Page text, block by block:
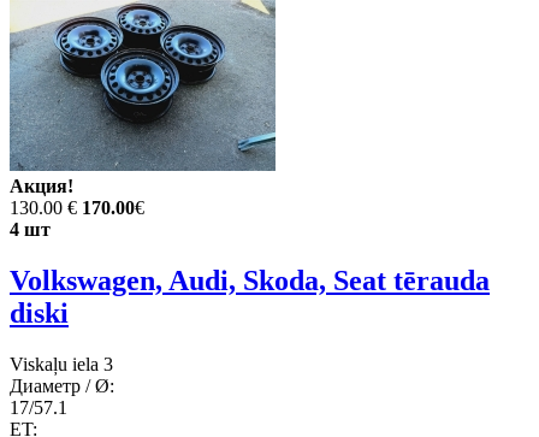
Акция!
130.00 € 170.00€
4 шт
Volkswagen, Audi, Skoda, Seat tērauda
diski
Viskaļu iela 3
Диаметр / Ø:
17/57.1
ET: